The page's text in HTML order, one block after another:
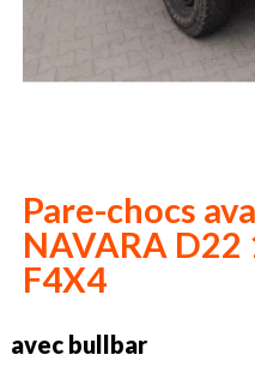
Pare-chocs
NAVARA
F4X4
avec bullbar